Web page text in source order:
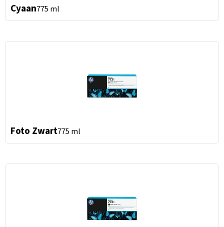
Cyaan775 ml
Foto Zwart775 ml